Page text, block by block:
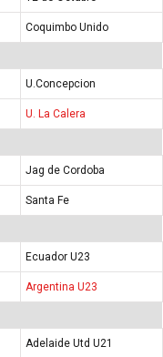
Coquimbo Unido
U.Concepcion
U. La Calera
Jag de Cordoba
Santa Fe
Ecuador U23
Argentina U23
Adelaide Utd U21